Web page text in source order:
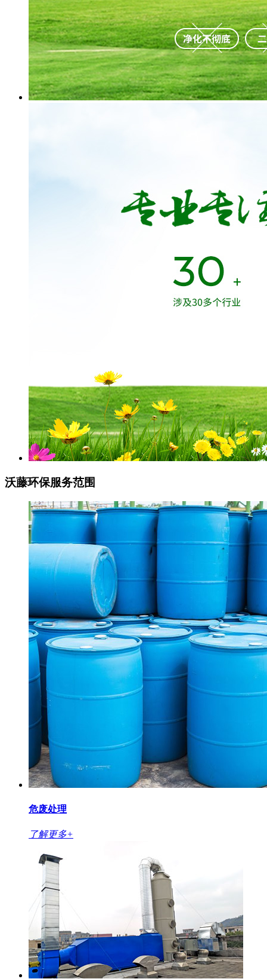
沃藤环保服务范围
危废处理
了解更多+